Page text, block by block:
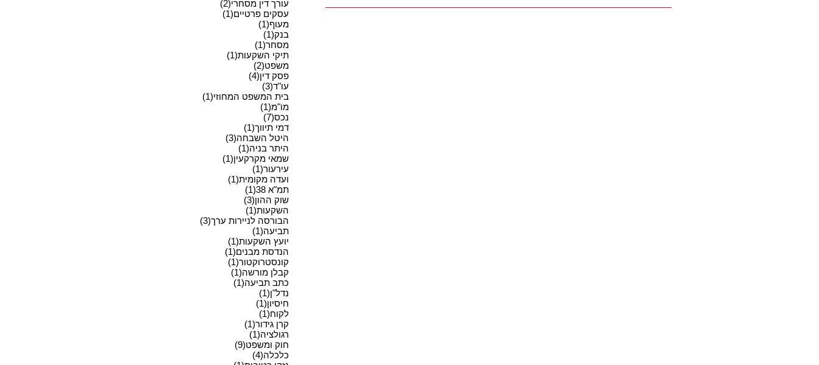
עורך דין מסחרי(2)
עסקים פרטיים(1)
מעוף(1)
בנק(1)
מסחר(1)
תיקי השקעות(1)
משפט(2)
פסק דין(4)
עו"ד(3)
בית המשפט המחוזי(1)
מו"מ(1)
נכס(7)
דמי תיווך(1)
היטל השבחה(3)
היתר בניה(1)
שמאי מקרקעין(1)
עירעור(1)
ועדה מקומית(1)
תמ"א 38(1)
שוק ההון(3)
השקעות(1)
הבורסה לניירות ערך(3)
תביעה(1)
יועץ השקעות(1)
הנדסת מבנים(1)
קונסטרוקטור(1)
קבלן מורשה(1)
כתב תביעה(1)
נדל"ן(1)
חיסיון(1)
לקוח(1)
קרן גידור(1)
רגולציה(1)
חוק ומשפט(9)
כלכלה(4)